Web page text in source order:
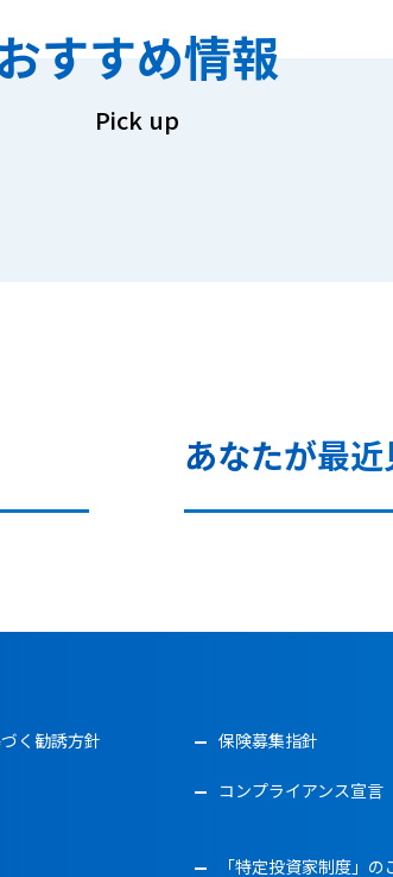
すすめ情報
Pick up
あなたが最
く勧誘方針 保険募集指針
コンプライアンス宣言
「特定投資家制度」の